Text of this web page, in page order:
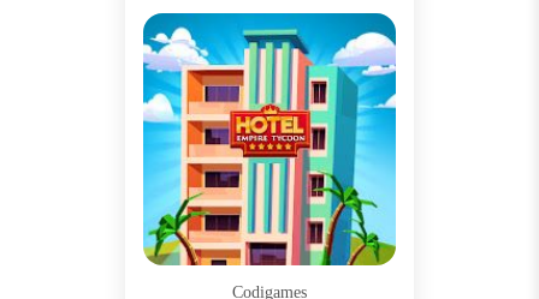
Codigames